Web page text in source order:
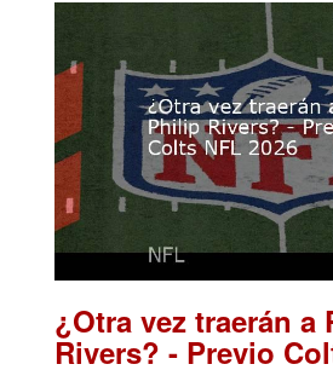
¿Otra vez traerán a
Rivers? - Previo